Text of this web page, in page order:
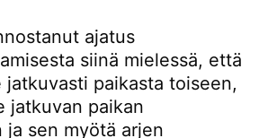
ajatus
siinä mielessä, että
jatkuvasti paikasta toiseen,
jatkuvan paikan
ja sen myötä arjen